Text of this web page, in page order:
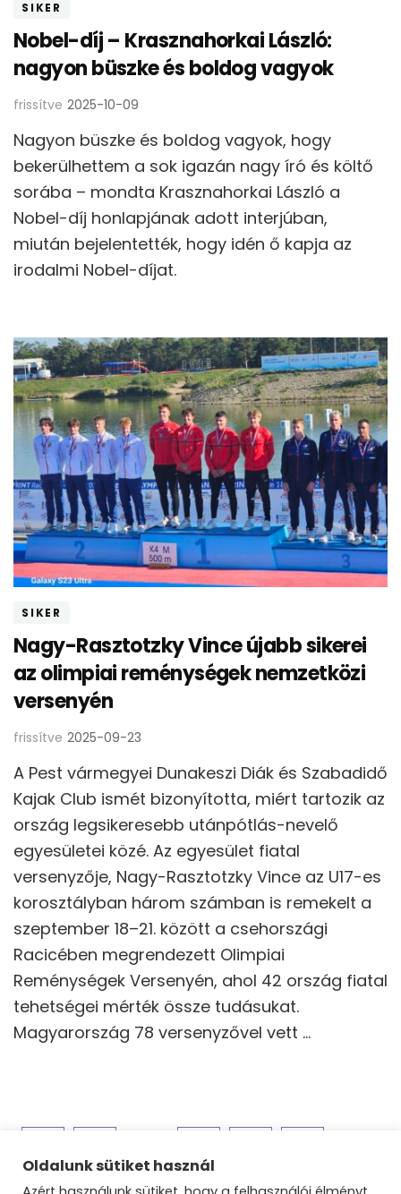
SIKER
Nobel-díj – Krasznahorkai László:
nagyon büszke és boldog vagyok
frissítve 2025-10-09
Nagyon büszke és boldog vagyok, hogy
bekerülhettem a sok igazán nagy író és költő
sorába – mondta Krasznahorkai László a
Nobel-díj honlapjának adott interjúban,
miután bejelentették, hogy idén ő kapja az
irodalmi Nobel-díjat.
SIKER
Nagy-Rasztotzky Vince újabb sikerei
az olimpiai reménységek nemzetközi
versenyén
frissítve 2025-09-23
A Pest vármegyei Dunakeszi Diák és Szabadidő
Kajak Club ismét bizonyította, miért tartozik az
ország legsikeresebb utánpótlás-nevelő
egyesületei közé. Az egyesület fiatal
versenyzője, Nagy-Rasztotzky Vince az U17-es
korosztályban három számban is remekelt a
szeptember 18–21. között a csehországi
Racicében megrendezett Olimpiai
Reménységek Versenyén, ahol 42 ország fiatal
tehetségei mérték össze tudásukat.
Magyarország 78 versenyzővel vett …
Bejegyzések
lapozása
Oldalunk sütiket használ